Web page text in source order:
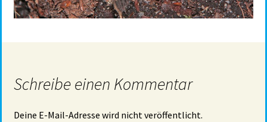
Schreibe einen Kommentar
Deine E-Mail-Adresse wird nicht veröffentlicht.